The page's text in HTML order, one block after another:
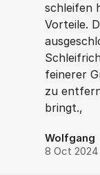
schleifen
Vorteile.
feinerer
zu
bringt.,
Wolfgang
8 Oct 2024